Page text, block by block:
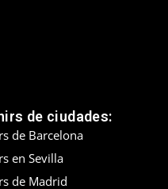
de ciudades:
de Barcelona
en Sevilla
de Madrid